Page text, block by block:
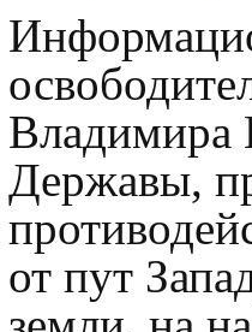
Владимира
Державы,
от пут